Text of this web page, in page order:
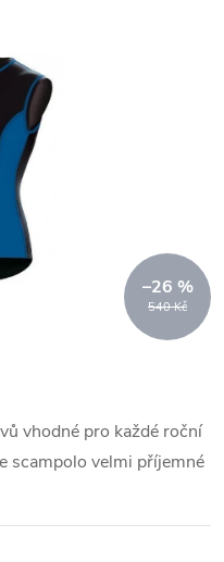
540 Kč
–26 %
vhodné pro každé roční
scampolo velmi příjemné